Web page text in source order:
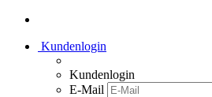
Kundenlogin
Kundenlogin
E-Mail